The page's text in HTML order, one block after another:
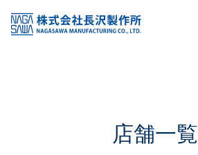
KSS加盟店・取扱店情報
店舗一覧
店舗一覧